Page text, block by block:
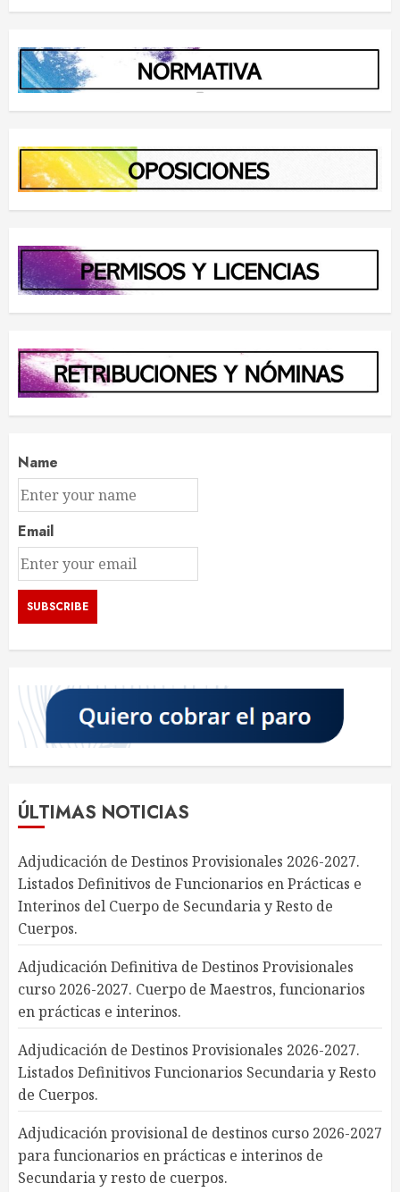
Name
Email
ÚLTIMAS NOTICIAS
Adjudicación de Destinos Provisionales 2026-2027.
Listados Definitivos de Funcionarios en Prácticas e
Interinos del Cuerpo de Secundaria y Resto de
Cuerpos.
Adjudicación Definitiva de Destinos Provisionales
curso 2026-2027. Cuerpo de Maestros, funcionarios
en prácticas e interinos.
Adjudicación de Destinos Provisionales 2026-2027.
Listados Definitivos Funcionarios Secundaria y Resto
de Cuerpos.
Adjudicación provisional de destinos curso 2026-2027
para funcionarios en prácticas e interinos de
Secundaria y resto de cuerpos.